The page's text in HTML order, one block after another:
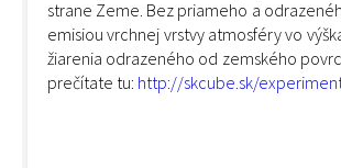
strane Zeme. Bez priameho a
emisiou vrchnej vrstvy atmosféry vo
žiarenia odrazeného od zemského
prečítate tu: http://skcube.sk/